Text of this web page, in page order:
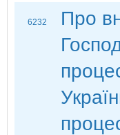
6232
Про